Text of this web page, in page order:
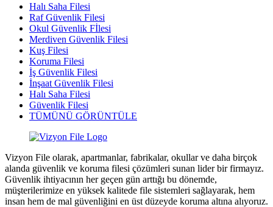
Halı Saha Filesi
Raf Güvenlik Filesi
Okul Güvenlik Fİlesi
Merdiven Güvenlik Filesi
Kuş Filesi
Koruma Filesi
İş Güvenlik Filesi
İnşaat Güvenlik Filesi
Halı Saha Filesi
Güvenlik Filesi
TÜMÜNÜ GÖRÜNTÜLE
Vizyon File olarak, apartmanlar, fabrikalar, okullar ve daha birçok
alanda güvenlik ve koruma filesi çözümleri sunan lider bir firmayız.
Güvenlik ihtiyacının her geçen gün arttığı bu dönemde,
müşterilerimize en yüksek kalitede file sistemleri sağlayarak, hem
insan hem de mal güvenliğini en üst düzeyde koruma altına alıyoruz.